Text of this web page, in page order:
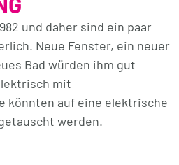
auf einer
können.
eines davon
und Doppelwaschtisch
Extra: das Gäste-WC.
es da ist.
und daher sind ein paar
Neue Fenster, ein neuer
Bad würden ihm gut
mit
könnten auf eine elektrische
werden.